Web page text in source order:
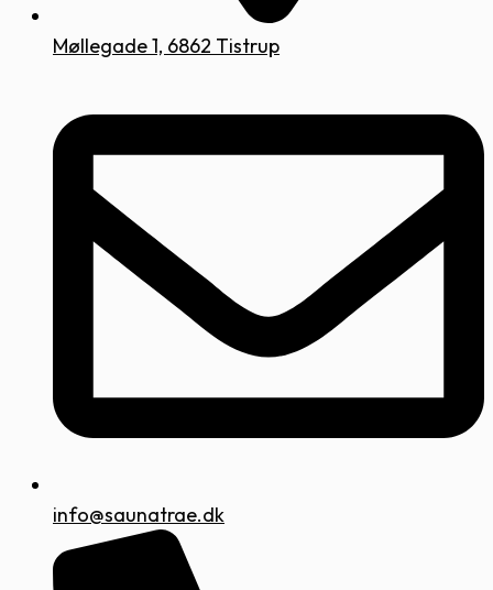
Møllegade 1, 6862 Tistrup
info@saunatrae.dk